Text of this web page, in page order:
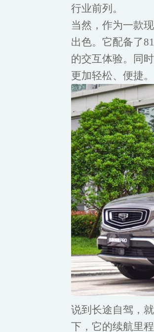
行业前列。
当然，作为一款
出色。它配备了
的交互体验。同
更加轻松、便捷。
说到长途自驾，
下，它的续航里